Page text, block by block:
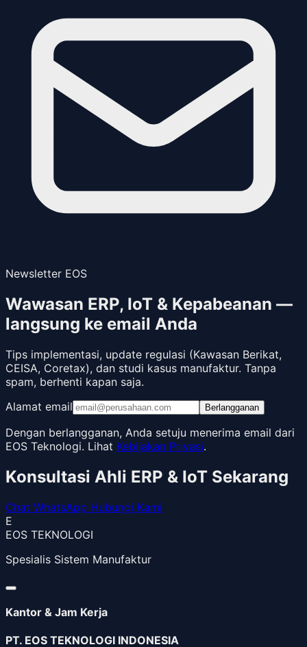
Newsletter EOS
Wawasan ERP, IoT & Kepabeanan —
langsung ke email Anda
Tips implementasi, update regulasi (Kawasan Berikat,
CEISA, Coretax), dan studi kasus manufaktur. Tanpa
spam, berhenti kapan saja.
Alamat email
Berlangganan
Dengan berlangganan, Anda setuju menerima email dari
EOS Teknologi. Lihat Kebijakan Privasi.
Konsultasi Ahli ERP & IoT Sekarang
Chat WhatsApp Hubungi Kami
E
EOS TEKNOLOGI
Spesialis Sistem Manufaktur
Kantor & Jam Kerja
PT. EOS TEKNOLOGI INDONESIA